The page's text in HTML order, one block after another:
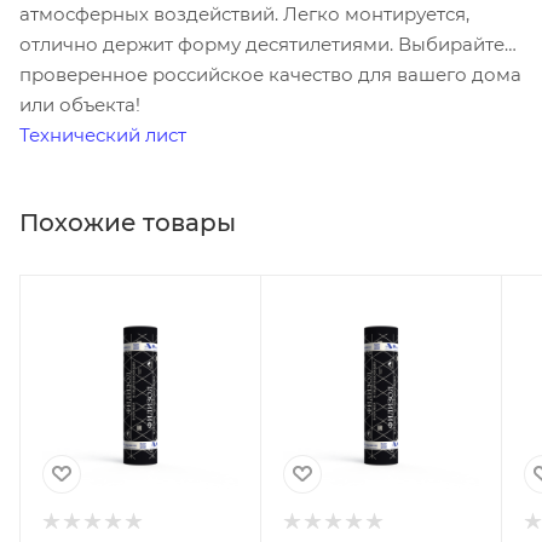
атмосферных воздействий. Легко монтируется,
отлично держит форму десятилетиями. Выбирайте
проверенное российское качество для вашего дома
или объекта!
Технический лист
Похожие товары